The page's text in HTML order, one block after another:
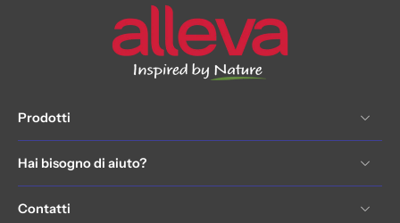
Prodotti
Hai bisogno di aiuto?
Contatti